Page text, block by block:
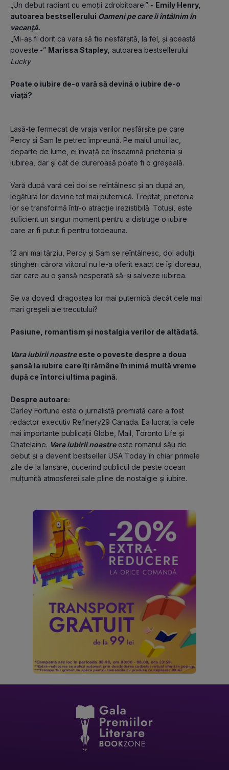
„Un debut radiant cu emoții zdrobitoare.” - Emily Henry,
autoarea bestsellerului Oameni pe care îi întâlnim în
vacanță.
„Mi-aș fi dorit ca vara să fie nesfârșită, la fel, și această
poveste.-” Marissa Stapley,
Lucky
Poate o iubire de-o vară să devină o iubire de-o
viață?
Lasă-te fermecat de vraja verilor nesfârșite pe care
Percy și Sam le petrec împreună. Pe malul unui lac,
departe de lume, ei învață ce înseamnă prietenia și
iubirea, dar și cât de dureroasă poate fi o greșeală.
Vară după vară cei doi se reîntâlnesc și an după an,
legătura lor devine tot mai puternică. Treptat, prietenia
lor se transformă într-o atracție irezistibilă. Totuși, este
suficient un singur moment pentru a distruge o iubire
care ar fi putut fi pentru totdeauna.
12 ani mai târziu, Percy și Sam se reîntâlnesc, doi adulți
stingheri cărora viitorul nu le-a oferit exact ce își doreau,
dar care au o șansă nesperată să-și salveze iubirea.
Se va dovedi dragostea lor mai puternică decât cele mai
mari greșeli ale trecutului?
Pasiune, romantism și nostalgia verilor de altădată.
Vara iubirii noastre este o poveste despre a doua
șansă la iubire care îți rămâne în inimă multă vreme
după ce întorci ultima pagină.
Despre autoare:
Carley Fortune este o jurnalistă premiată care a fost
redactor executiv Refinery29 Canada. Ea lucrat la cele
mai importante publicații Globe, Mail, Toronto Life și
Chatelaine. Vara iubirii noastre este romanul său de
debut și a devenit bestseller USA Today în chiar primele
zile de la lansare, cucerind publicul de peste ocean
mulțumită atmosferei sale pline de nostalgie și iubire.